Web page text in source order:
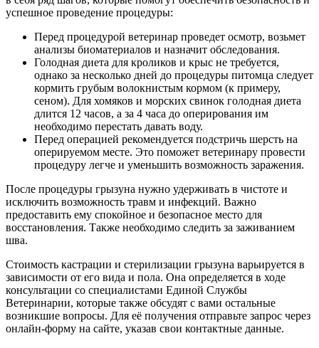
успешное проведение процедуры:
Перед процедурой ветеринар проведет осмотр, возьмет
анализы биоматериалов и назначит обследования.
Голодная диета для кроликов и крыс не требуется,
однако за несколько дней до процедуры питомца следует
кормить грубым волокнистым кормом (к примеру,
сеном). Для хомяков и морских свинок голодная диета
длится 12 часов, а за 4 часа до оперирования им
необходимо перестать давать воду.
Перед операцией рекомендуется подстричь шерсть на
оперируемом месте. Это поможет ветеринару провести
процедуру легче и уменьшить возможность заражения.
После процедуры грызуна нужно удерживать в чистоте и
исключить возможность травм и инфекций. Важно
предоставить ему спокойное и безопасное место для
восстановления. Также необходимо следить за заживанием
шва.
Стоимость кастрации и стерилизации грызуна варьируется в
зависимости от его вида и пола. Она определяется в ходе
консультации со специалистами Единой Службы
Ветеринарии, которые также обсудят с вами остальные
возникшие вопросы. Для её получения отправьте запрос через
онлайн-форму на сайте, указав свои контактные данные.